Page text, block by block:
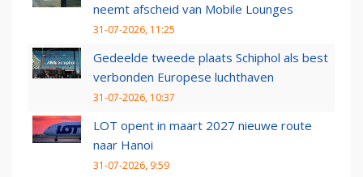
neemt afscheid van Mobile Lounges
31-07-2026, 11:25
Gedeelde tweede plaats Schiphol als best
verbonden Europese luchthaven
31-07-2026, 10:37
LOT opent in maart 2027 nieuwe route
naar Hanoi
31-07-2026, 9:59